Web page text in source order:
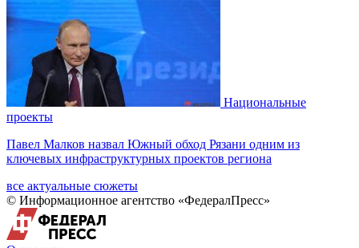
Национальные
проекты
Павел Малков назвал Южный обход Рязани одним из
ключевых инфраструктурных проектов региона
все актуальные сюжеты
© Информационное агентство «ФедералПресс»